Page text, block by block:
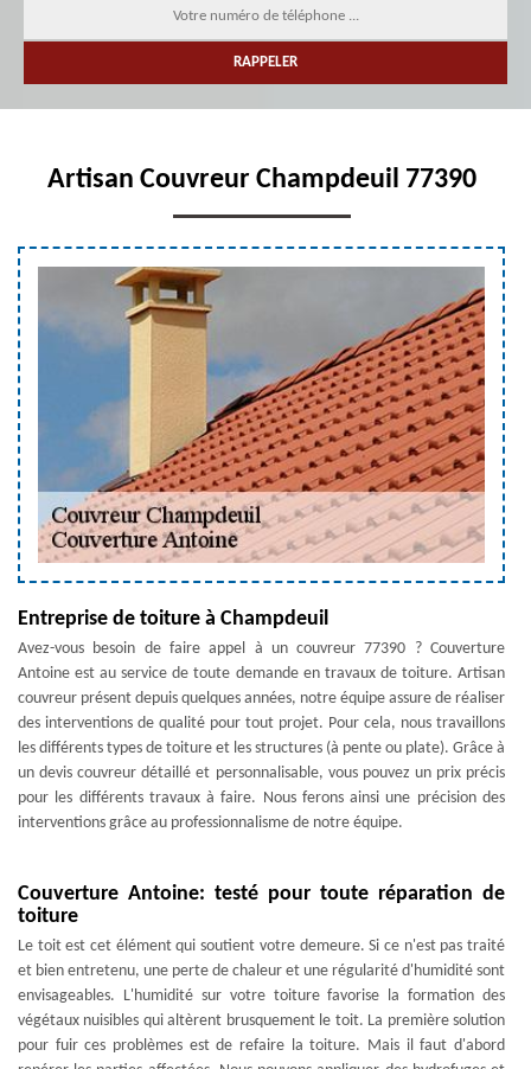
Artisan Couvreur Champdeuil 77390
Entreprise de toiture à Champdeuil
Avez-vous besoin de faire appel à un couvreur 77390 ? Couverture
Antoine est au service de toute demande en travaux de toiture. Artisan
couvreur présent depuis quelques années, notre équipe assure de réaliser
des interventions de qualité pour tout projet. Pour cela, nous travaillons
les différents types de toiture et les structures (à pente ou plate). Grâce à
un devis couvreur détaillé et personnalisable, vous pouvez un prix précis
pour les différents travaux à faire. Nous ferons ainsi une précision des
interventions grâce au professionnalisme de notre équipe.
Couverture Antoine: testé pour toute réparation de
toiture
Le toit est cet élément qui soutient votre demeure. Si ce n'est pas traité
et bien entretenu, une perte de chaleur et une régularité d'humidité sont
envisageables. L'humidité sur votre toiture favorise la formation des
végétaux nuisibles qui altèrent brusquement le toit. La première solution
pour fuir ces problèmes est de refaire la toiture. Mais il faut d'abord